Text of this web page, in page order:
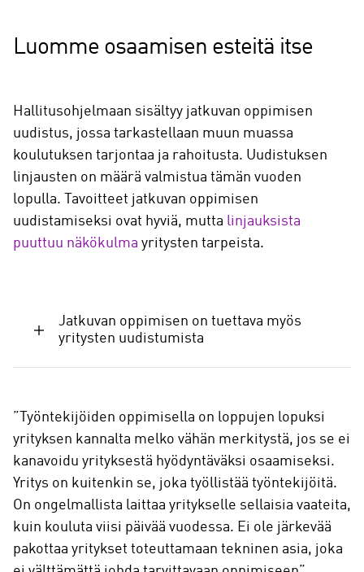
Luomme osaamisen esteitä itse
Hallitusohjelmaan sisältyy jatkuvan oppimisen
uudistus, jossa tarkastellaan muun muassa
koulutuksen tarjontaa ja rahoitusta. Uudistuksen
linjausten on määrä valmistua tämän vuoden
lopulla. Tavoitteet jatkuvan oppimisen
uudistamiseksi ovat hyviä, mutta linjauksista
puuttuu näkökulma yritysten tarpeista.
Jatkuvan oppimisen on tuettava myös
yritysten uudistumista
”Työntekijöiden oppimisella on loppujen lopuksi
yrityksen kannalta melko vähän merkitystä, jos se ei
kanavoidu yrityksestä hyödyntäväksi osaamiseksi.
Yritys on kuitenkin se, joka työllistää työntekijöitä.
On ongelmallista laittaa yritykselle sellaisia vaateita,
kuin kouluta viisi päivää vuodessa. Ei ole järkevää
pakottaa yritykset toteuttamaan tekninen asia, joka